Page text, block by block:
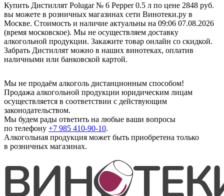
Купить Дистиллят Polugar № 6 Pepper 0.5 л по цене 2848 руб.
вы можете в розничных магазинах сети Винотеки.ру в
Москве. Стоимость и наличие актуальны на 09:06 07.08.2026
(время московское). Мы не осуществляем доставку
алкогольной продукции. Закажите товар онлайн со скидкой.
Забрать Дистиллят можно в наших винотеках, оплатив
наличными или банковской картой.
Мы не продаём алкоголь дистанционным способом!
Продажа алкогольной продукции юридическим лицам
осуществляется в соответствии с действующим
законодательством.
Мы будем рады ответить на любые ваши вопросы
по телефону +7 985 410-90-10.
Алкогольная продукция может быть приобретена только
в розничных магазинах.